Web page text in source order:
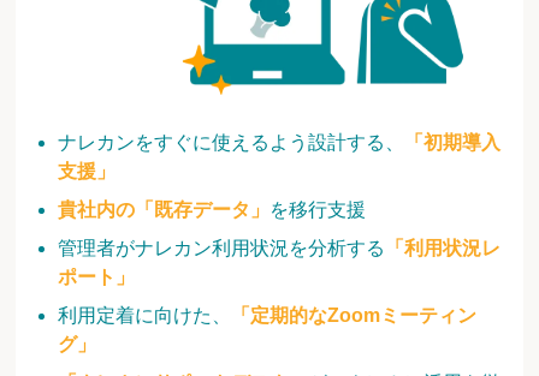
ナレカンをすぐに使えるよう設計する、
「初期導入
支援」
貴社内の「既存データ」 を移行支援
管理者がナレカン利用状況を分析する
「利用状況レ
ポート」
利用定着に向けた、
「定期的なZoomミーティン
グ」